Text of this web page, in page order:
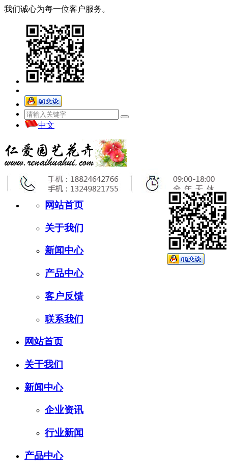
我们诚心为每一位客户服务。
中文
网站首页
关于我们
新闻中心
产品中心
客户反馈
联系我们
网站首页
关于我们
新闻中心
企业资讯
行业新闻
产品中心